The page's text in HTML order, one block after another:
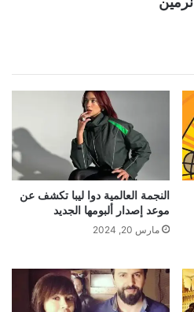
النجمة العالمية دوا ليبا تكشف عن
موعد إصدار ألبومها الجديد
مارس 20, 2024